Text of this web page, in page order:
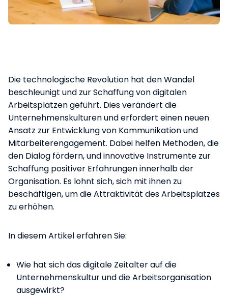
Die technologische Revolution hat den Wandel
beschleunigt und zur Schaffung von digitalen
Arbeitsplätzen geführt. Dies verändert die
Unternehmenskulturen und erfordert einen neuen
Ansatz zur Entwicklung von Kommunikation und
Mitarbeiterengagement. Dabei helfen Methoden, die
den Dialog fördern, und innovative Instrumente zur
Schaffung positiver Erfahrungen innerhalb der
Organisation. Es lohnt sich, sich mit ihnen zu
beschäftigen, um die Attraktivität des Arbeitsplatzes
zu erhöhen.
In diesem Artikel erfahren Sie:
Wie hat sich das digitale Zeitalter auf die
Unternehmenskultur und die Arbeitsorganisation
ausgewirkt?